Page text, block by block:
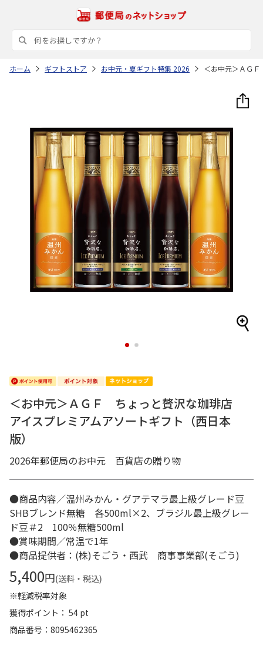
ホーム ギフトストア お中元・夏ギフト特集 2026 ＜お中元＞ＡＧ
1 2
＜お中元＞ＡＧＦ ちょっと贅沢な珈琲店
アイスプレミアムアソートギフト（西日本
版）
2026年郵便局のお中元 百貨店の贈り物
●商品内容／温州みかん・グアテマラ最上級グレード豆
SHBブレンド無糖 各500ml×2、ブラジル最上級グレー
ド豆＃2 100％無糖500ml
●賞味期間／常温で1年
●商品提供者：(株)そごう・西武 商事事業部(そごう)
5,400円(送料・税込)
※軽減税率対象
獲得ポイント： 54 pt
商品番号
8095462365